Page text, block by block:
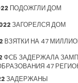
ПОДОЖГЛИ ДОМ
ЗАГОРЕЛСЯ ДОМ
ВЗЯТКИ НА 47
ФСБ ЗАДЕРЖАЛА
47
ЗАДЕРЖАНЫ